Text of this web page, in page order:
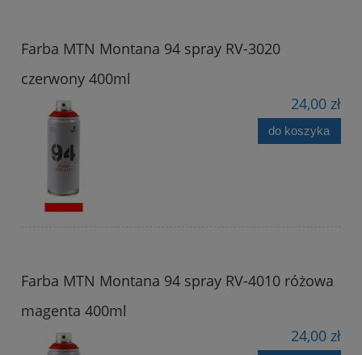
Farba MTN Montana 94 spray RV-3020
czerwony 400ml
24,00 zł
do koszyka
Farba MTN Montana 94 spray RV-4010 różowa
magenta 400ml
24,00 zł